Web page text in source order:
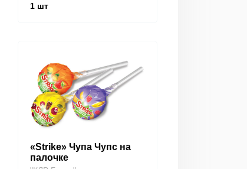
1шт
«Strike» Чупа Чупс на
палочке